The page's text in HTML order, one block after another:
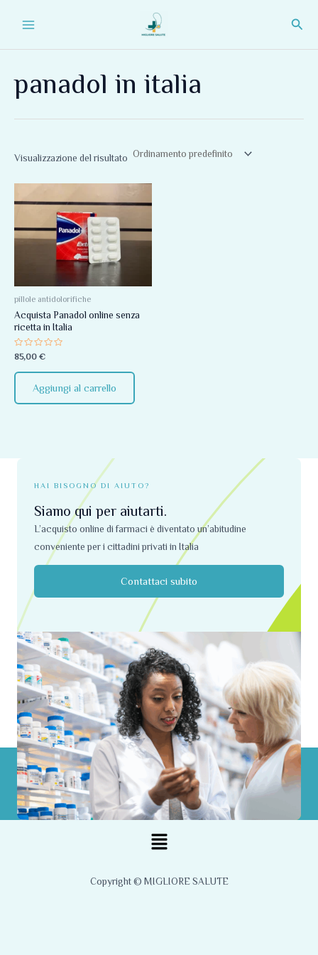
panadol in italia
Visualizzazione del risultato
pillole antidolorifiche
Acquista Panadol online senza
ricetta in Italia
Valutato
0
su
5
85,00 €
Aggiungi al carrello
HAI BISOGNO DI AIUTO?
Siamo qui per aiutarti.
L’acquisto online di farmaci è diventato un’abitudine
conveniente per i cittadini privati ​​in Italia
Contattaci subito
Menu
Copyright © MIGLIORE SALUTE